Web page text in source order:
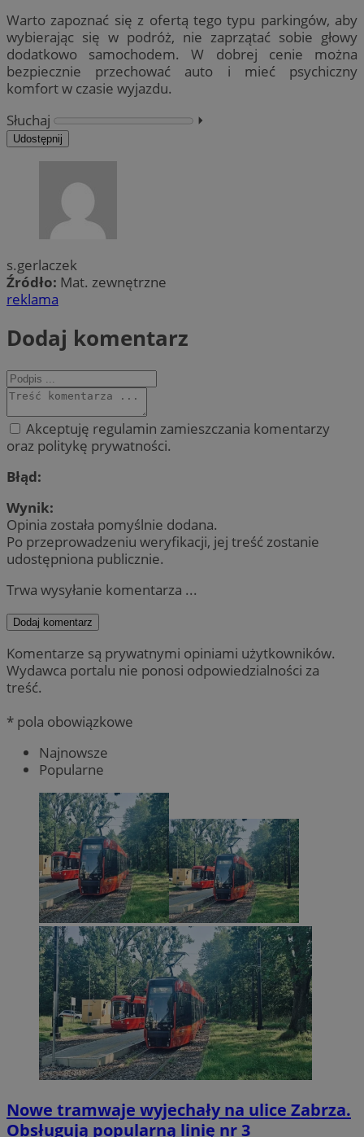
Warto zapoznać się z ofertą tego typu parkingów, aby
wybierając się w podróż, nie zaprzątać sobie głowy
dodatkowo samochodem. W dobrej cenie można
bezpiecznie przechować auto i mieć psychiczny
komfort w czasie wyjazdu.
Słuchaj
⏵︎
Udostępnij
s.gerlaczek
Źródło: Mat. zewnętrzne
reklama
Dodaj komentarz
Akceptuję regulamin zamieszczania komentarzy
oraz politykę prywatności.
Błąd:
Wynik:
Opinia została pomyślnie dodana.
Po przeprowadzeniu weryfikacji, jej treść zostanie
udostępniona publicznie.
Trwa wysyłanie komentarza ...
Dodaj komentarz
Komentarze są prywatnymi opiniami użytkowników.
Wydawca portalu nie ponosi odpowiedzialności za
treść.
* pola obowiązkowe
Najnowsze
Popularne
Nowe tramwaje wyjechały na ulice Zabrza.
Obsługują popularną linię nr 3